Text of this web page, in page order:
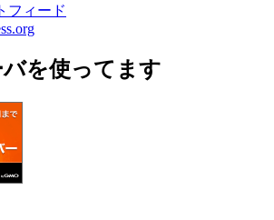
フィード
を使ってます